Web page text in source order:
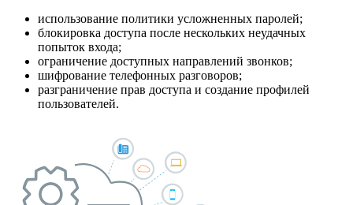
использование политики усложненных паролей;
блокировка доступа после нескольких неудачных
попыток входа;
ограничение доступных направлений звонков;
шифрование телефонных разговоров;
разграничение прав доступа и создание профилей
пользователей.